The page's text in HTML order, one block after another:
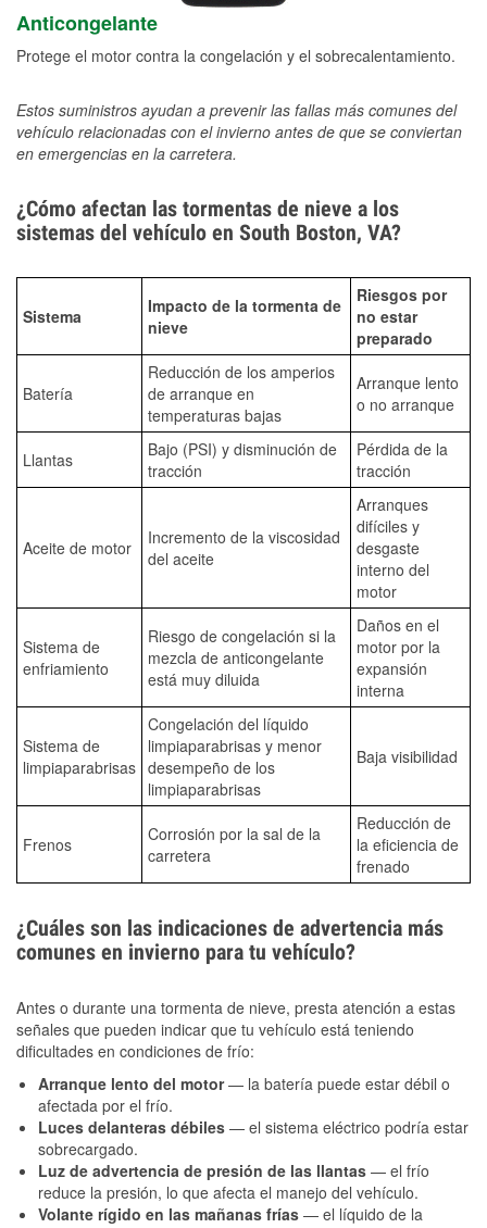
Anticongelante
Protege el motor contra la congelación y el sobrecalentamiento.
Estos suministros ayudan a prevenir las fallas más comunes del
vehículo relacionadas con el invierno antes de que se conviertan
en emergencias en la carretera.
¿Cómo afectan las tormentas de nieve a los
sistemas del vehículo en South Boston, VA?
Sistema
Impacto de la tormenta de
nieve
Riesgos por
no estar
preparado
Batería
Reducción de los amperios
de arranque en
temperaturas bajas
Arranque lento
o no arranque
Llantas
Bajo (PSI) y disminución de
tracción
Pérdida de la
tracción
Aceite de motor
Incremento de la viscosidad
del aceite
Arranques
difíciles y
desgaste
interno del
motor
Sistema de
enfriamiento
Riesgo de congelación si la
mezcla de anticongelante
está muy diluida
Daños en el
motor por la
expansión
interna
Sistema de
limpiaparabrisas
Congelación del líquido
limpiaparabrisas y menor
desempeño de los
limpiaparabrisas
Baja visibilidad
Frenos
Corrosión por la sal de la
carretera
Reducción de
la eficiencia de
frenado
¿Cuáles son las indicaciones de advertencia más
comunes en invierno para tu vehículo?
Antes o durante una tormenta de nieve, presta atención a estas
señales que pueden indicar que tu vehículo está teniendo
dificultades en condiciones de frío:
Arranque lento del motor— la batería puede estar débil o
afectada por el frío.
Luces delanteras débiles — el sistema eléctrico podría estar
sobrecargado.
Luz de advertencia de presión de las llantas — el frío
reduce la presión, lo que afecta el manejo del vehículo.
Volante rígido en las mañanas frías — el líquido de la